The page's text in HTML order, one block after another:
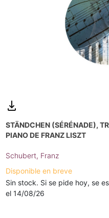
STÄNDCHEN (SÉRÉNADE),
PIANO DE FRANZ LISZT
Schubert, Franz
Disponible en breve
Sin stock. Si se pide hoy, se
el 14/08/26